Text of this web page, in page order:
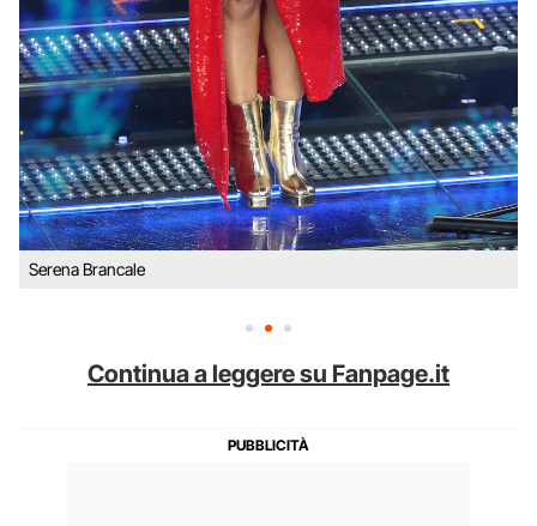
Serena Brancale
Continua a leggere su Fanpage.it